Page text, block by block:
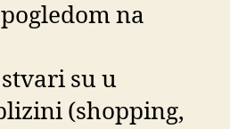
na
su u
(shopping,